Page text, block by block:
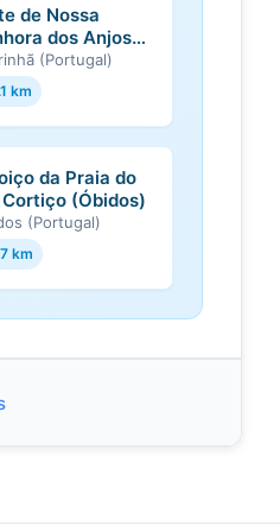
is a way to mark
the planet and
While GPS
us to...
de Nossa
dos Anjos
(Portugal)
km
da Praia do
Cortiço (Óbidos)
(Portugal)
km